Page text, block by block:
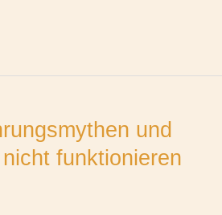
und
funktionieren